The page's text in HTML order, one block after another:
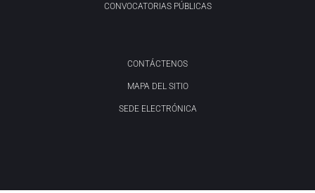
CONVOCATORIAS PÚBLICAS
CONTÁCTENOS
MAPA DEL SITIO
SEDE ELECTRÓNICA